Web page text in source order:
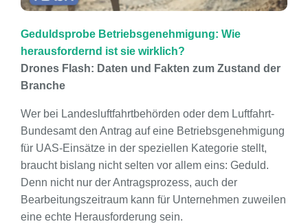
Geduldsprobe Betriebsgenehmigung: Wie
herausfordernd ist sie wirklich?
Drones Flash: Daten und Fakten zum Zustand der
Branche
Wer bei Landesluftfahrtbehörden oder dem Luftfahrt-
Bundesamt den Antrag auf eine Betriebsgenehmigung
für UAS-Einsätze in der speziellen Kategorie stellt,
braucht bislang nicht selten vor allem eins: Geduld.
Denn nicht nur der Antragsprozess, auch der
Bearbeitungszeitraum kann für Unternehmen zuweilen
eine echte Herausforderung sein.